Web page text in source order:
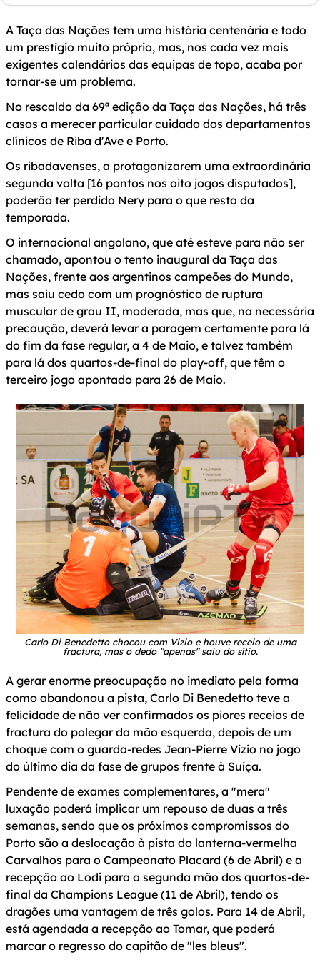
A Taça das Nações tem uma história centenária e todo
um prestígio muito próprio, mas, nos cada vez mais
exigentes calendários das equipas de topo, acaba por
tornar-se um problema.
No rescaldo da 69ª edição da Taça das Nações, há três
casos a merecer particular cuidado dos departamentos
clínicos de Riba d'Ave e Porto.
Os ribadavenses, a protagonizarem uma extraordinária
segunda volta [16 pontos nos oito jogos disputados],
poderão ter perdido Nery para o que resta da
temporada.
O internacional angolano, que até esteve para não ser
chamado, apontou o tento inaugural da Taça das
Nações, frente aos argentinos campeões do Mundo,
mas saiu cedo com um prognóstico de ruptura
muscular de grau II, moderada, mas que, na necessária
precaução, deverá levar a paragem certamente para lá
do fim da fase regular, a 4 de Maio, e talvez também
para lá dos quartos-de-final do play-off, que têm o
terceiro jogo apontado para 26 de Maio.
Carlo Di Benedetto chocou com Vizio e houve receio de uma
fractura, mas o dedo "apenas" saiu do sítio.
A gerar enorme preocupação no imediato pela forma
como abandonou a pista, Carlo Di Benedetto teve a
felicidade de não ver confirmados os piores receios de
fractura do polegar da mão esquerda, depois de um
choque com o guarda-redes Jean-Pierre Vizio no jogo
do último dia da fase de grupos frente à Suíça.
Pendente de exames complementares, a "mera"
luxação poderá implicar um repouso de duas a três
semanas, sendo que os próximos compromissos do
Porto são a deslocação à pista do lanterna-vermelha
Carvalhos para o Campeonato Placard (6 de Abril) e a
recepção ao Lodi para a segunda mão dos quartos-de-
final da Champions League (11 de Abril), tendo os
dragões uma vantagem de três golos. Para 14 de Abril,
está agendada a recepção ao Tomar, que poderá
marcar o regresso do capitão de "les bleus".